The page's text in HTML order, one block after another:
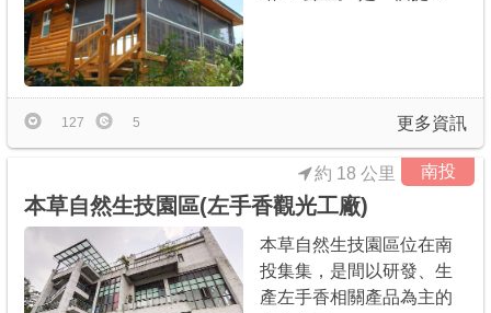
更多資訊
127 5
南投
本草自然生技園區(左手香觀光工廠)
約 18 公里
本草自然生技園區位在南
投集集，是間以研發、生
產左手香相關產品為主的